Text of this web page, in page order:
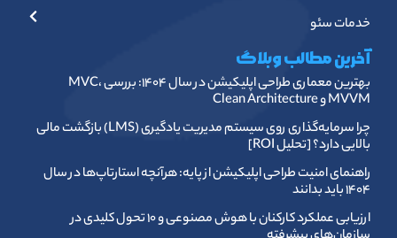
خدمات سئو
آخرین مطالب وبلاگ
بهترین معماری طراحی اپلیکیشن در سال ۱۴۰۴: بررسی MVC،
MVVM و Clean Architecture
چرا سرمایه‌گذاری روی سیستم مدیریت یادگیری (LMS) بازگشت مالی
بالایی دارد؟ [تحلیل ROI]
راهنمای امنیت طراحی اپلیکیشن از پایه: هرآنچه استارتاپ‌ها در سال
۱۴۰۴ باید بدانند
ارزیابی عملکرد کارکنان با هوش مصنوعی و ۱۰ تحول کلیدی در